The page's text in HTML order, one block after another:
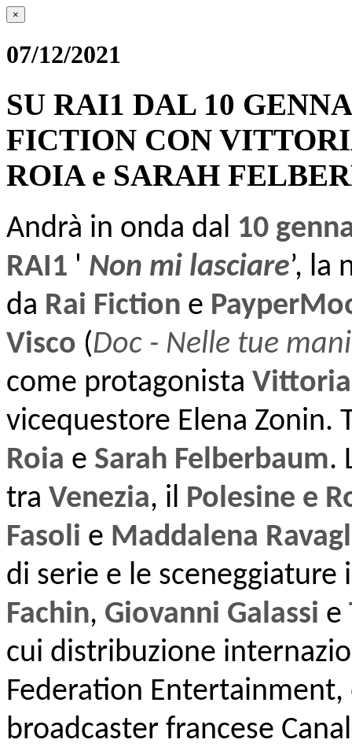
×
07/12/2021
SU RAI1 DAL 10
FICTION CON
ROIA e SARAH
Andrà in onda dal 10
RAI1 ' Non mi lasciare’, la
da Rai Fiction e
Visco (Doc - Nelle tue
come protagonista
vicequestore Elena
Roia e Sarah Felberbaum.
tra Venezia, il Polesine e
Fasoli e Maddalena
di serie e le sceneggiature
Fachin, Giovanni Galassi e
cui distribuzione
Federation
broadcaster francese